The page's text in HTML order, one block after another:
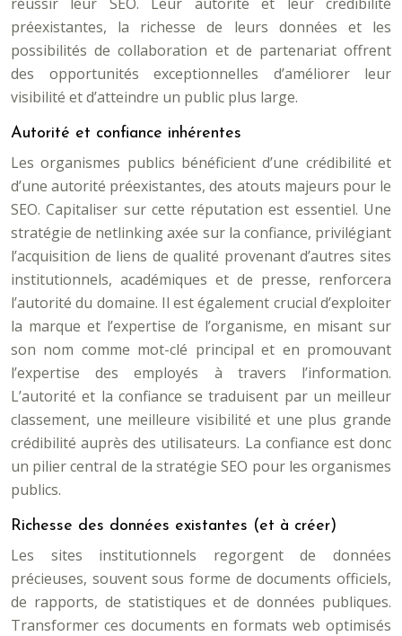
préexistantes, la richesse de leurs données et les
possibilités de collaboration et de partenariat offrent
des opportunités exceptionnelles d’améliorer leur
visibilité et d’atteindre un public plus large.
Autorité et confiance inhérentes
Les organismes publics bénéficient d’une crédibilité et
d’une autorité préexistantes, des atouts majeurs pour le
SEO. Capitaliser sur cette réputation est essentiel. Une
stratégie de netlinking axée sur la confiance, privilégiant
l’acquisition de liens de qualité provenant d’autres sites
institutionnels, académiques et de presse, renforcera
l’autorité du domaine. Il est également crucial d’exploiter
la marque et l’expertise de l’organisme, en misant sur
son nom comme mot-clé principal et en promouvant
l’expertise des employés à travers l’information.
L’autorité et la confiance se traduisent par un meilleur
classement, une meilleure visibilité et une plus grande
crédibilité auprès des utilisateurs. La confiance est donc
un pilier central de la stratégie SEO pour les organismes
publics.
Richesse des données existantes (et à créer)
Les sites institutionnels regorgent de données
précieuses, souvent sous forme de documents officiels,
de rapports, de statistiques et de données publiques.
Transformer ces documents en formats web optimisés